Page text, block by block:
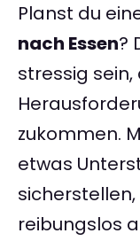
Planst du
nach Essen?
stressig sein,
zukommen.
etwas
reibungslos